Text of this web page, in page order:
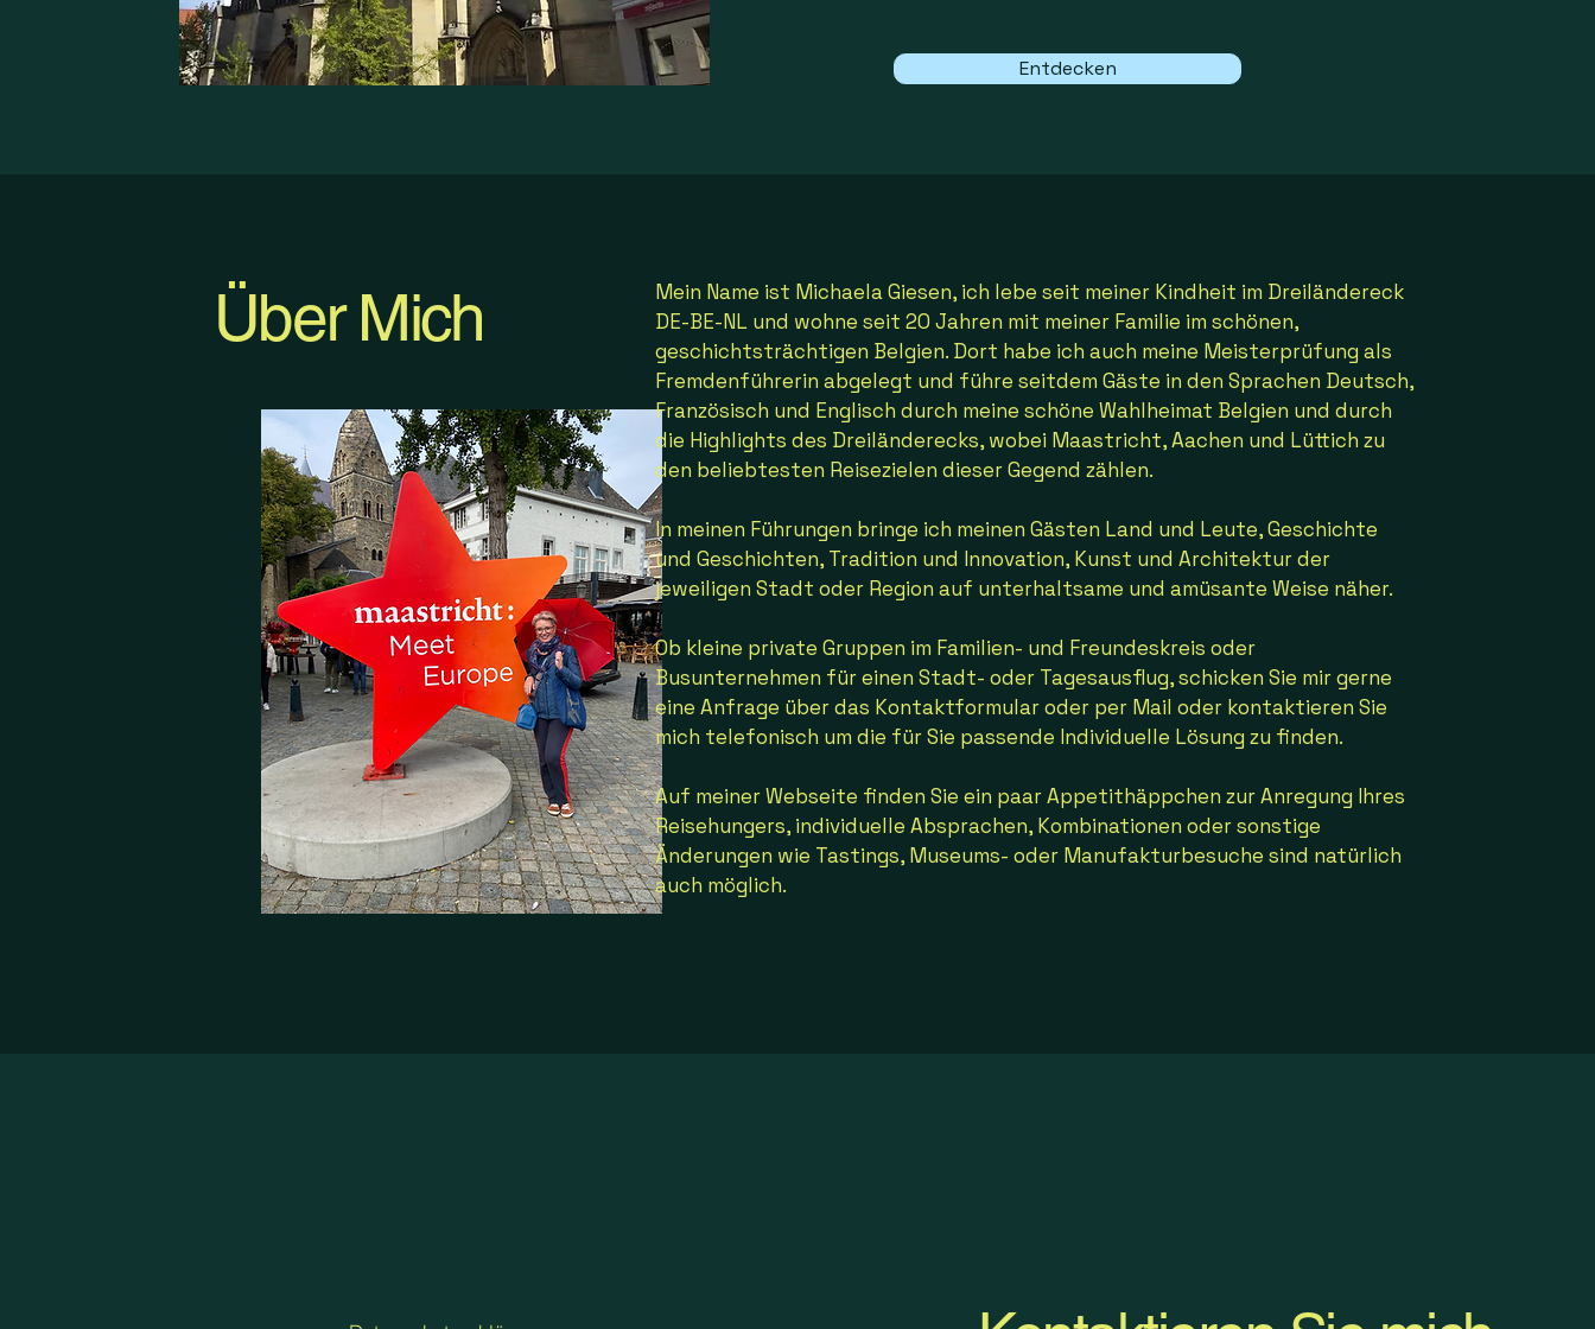
Entdecken
Über Mich
Mein Name ist Michaela Giesen, ich lebe seit meiner Kindheit im Dreiländereck
DE-BE-NL und wohne seit 20 Jahren mit meiner Familie im schönen,
geschichtsträchtigen Belgien. Dort habe ich auch meine Meisterprüfung als
Fremdenführerin abgelegt und führe seitdem Gäste in den Sprachen Deutsch,
Französisch und Englisch durch meine schöne Wahlheimat Belgien und durch
die Highlights des Dreiländerecks, wobei Maastricht, Aachen und Lüttich zu
den beliebtesten Reisezielen dieser Gegend zählen.
In meinen Führungen bringe ich meinen Gästen Land und Leute, Geschichte
und Geschichten, Tradition und Innovation, Kunst und Architektur der
jeweiligen Stadt oder Region auf unterhaltsame und amüsante Weise näher.
Ob kleine private Gruppen im Familien- und Freundeskreis oder
Busunternehmen für einen Stadt- oder Tagesausflug, schicken Sie mir gerne
eine Anfrage über das Kontaktformular oder per Mail oder kontaktieren Sie
mich telefonisch um die für Sie passende Individuelle Lösung zu finden.
Auf meiner Webseite finden Sie ein paar Appetithäppchen zur Anregung Ihres
Reisehungers, individuelle Absprachen, Kombinationen oder sonstige
Änderungen wie Tastings, Museums- oder Manufakturbesuche sind natürlich
auch möglich.